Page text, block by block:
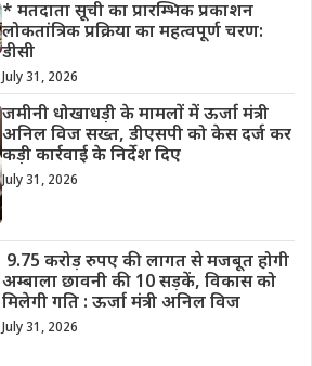
* मतदाता सूची का प्रारम्भिक प्रकाशन
लोकतांत्रिक प्रक्रिया का महत्वपूर्ण चरण:
डीसी
July 31, 2026
जमीनी धोखाधड़ी के मामलों में ऊर्जा मंत्री
अनिल विज सख्त, डीएसपी को केस दर्ज कर
कड़ी कार्रवाई के निर्देश दिए
July 31, 2026
9.75 करोड़ रुपए की लागत से मजबूत होगी
अम्बाला छावनी की 10 सड़कें, विकास को
मिलेगी गति : ऊर्जा मंत्री अनिल विज
July 31, 2026